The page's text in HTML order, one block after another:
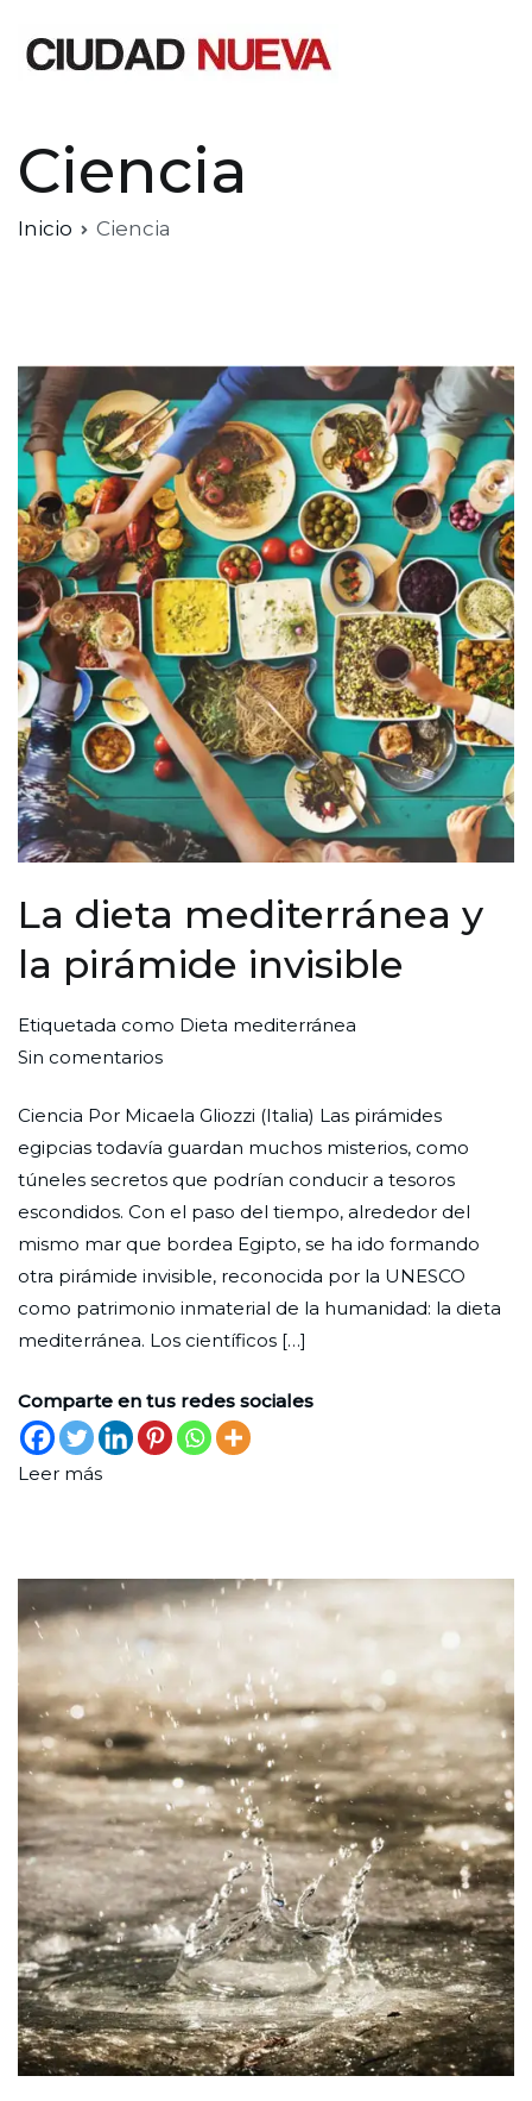
Ciencia
Inicio Ciencia
La dieta mediterránea y
la pirámide invisible
Por
Redaccion
Nueva
Publicada
el
de
diciembre
de
2024
Publicada
en
Etiquetada como Dieta mediterránea
Sin comentariosen
dieta
mediterránea
y
la
pirámide
invisible
Ciencia Por Micaela Gliozzi (Italia) Las pirámides
egipcias todavía guardan muchos misterios, como
túneles secretos que podrían conducir a tesoros
escondidos. Con el paso del tiempo, alrededor del
mismo mar que bordea Egipto, se ha ido formando
otra pirámide invisible, reconocida por la UNESCO
como patrimonio inmaterial de la humanidad: la dieta
mediterránea. Los científicos […]
Comparte en tus redes sociales
Leer más